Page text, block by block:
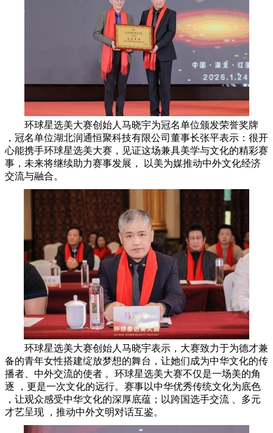
环球星选美大赛创始人马晓宇为冠名单位颁发荣誉奖牌
，冠名单位湖北润通恒聚科技有限公司董事长张平表示：很开
心能携手环球星选美大赛，见证这场兼具美学与文化的精彩赛
事，未来将继续助力赛事发展， 以美为媒推动中外文化经济
交流与融合。
环球星选美大赛创始人马晓宇表示，大赛致力于为德才兼
备的青年女性搭建绽放梦想的舞台，让她们成为中华文化的传
播者、中外交流的使者 。环球星选美大赛不仅是一场美的角
逐 ，更是一次文化的远行。 赛事以中华优秀传统文化为底色
，让观众感受中华文化的深厚底蕴；以跨国选手交流 、多元
才艺呈现 ，推动中外文明对话互鉴。